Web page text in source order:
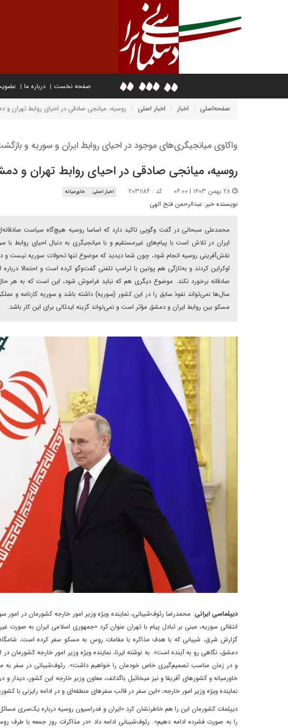
صفحه نخست درباره ما
صفحه‌اصلی اخبار اخبار اصلی روسیه، میانجی صادقی در احیای روابط تهران
واکاوی میانجیگری‌های موجود در احیای روابط ایران و سوریه و
روسیه، میانجی صادقی در احیای روابط تهران و
کد : ۲۰۳۱۱۸۶ اخبار اصلی خاورمیانه
نویسنده خبر: عبدالرحمن فتح الهی
محمدعلی سبحانی در گفت وگویی تاکید دارد که اساسا روسیه هیچ‌گاه سیاست
ایران در تلاش است با پیام‌های غیرمستقیم و با میانجیگری به دنبال احیای روابط
نقش‌آفرینی روسیه انجام شود، چون شما دیدید که موضوع تنها تحولات سوریه نیست و
اوکراین کردند و به‌تازگی هم پوتین با ترامپ تلفنی گفت‌وگو کرده است و احتمالا
صادقانه برخورد نکند. موضوع دیگری هم که نباید فراموش شود، این است که به هر
سال‌ها نمی‌تواند نفوذ سابق را در این کشور (سوریه) داشته باشد و سوریه کارنامه
مسکو بین روابط ایران و دمشق مؤثر است و نمی‌تواند گزینه ایدئالی برای این کار باشد.
دیپلماسی ایرانی: محمدرضا رئوف‌شیبانی، نماینده ویژه وزیر امور خارجه کشورمان در امور
انتقالی سوریه، مبنی بر تبادل پیام‌ با تهران عنوان کرد «جمهوری اسلامی ایران به صورت
گزارش شرق، شیبانی که با هدف مذاکره با مقامات روس به مسکو سفر کرده است، شامگاه
دمشق، نگاهی رو به آینده است». به نوشته ایرنا، نماینده ویژه وزیر امور خارجه کشورمان
و در زمان مناسب تصمیم‌گیری خاص خودمان را خواهیم داشت». رئوف‌شیبانی در سفر به
خاورمیانه و کشورهای آفریقا و نیز میخائیل باگدانف، معاون وزیر خارجه این کشور، دیدار
نماینده ویژه وزیر امور خارجه، «این سفر در قالب سفرهای منطقه‌ای و در ادامه رایزنی با
دیپلمات کشورمان این را هم خاطرنشان کرد «ایران و فدراسیون روسیه درباره یک‌سری
را به صورت فشرده ادامه دهیم». رئوف‌شیبانی ادامه داد «در مذاکرات روز جمعه با طرف